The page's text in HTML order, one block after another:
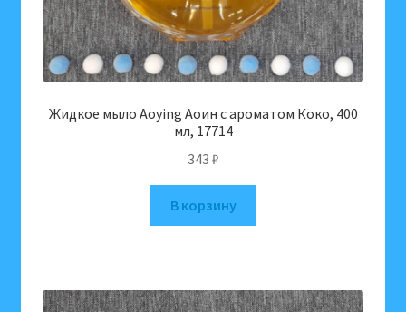
Жидкое мыло Aoying Аоин с ароматом Коко, 400
мл, 17714
343 ₽
В корзину